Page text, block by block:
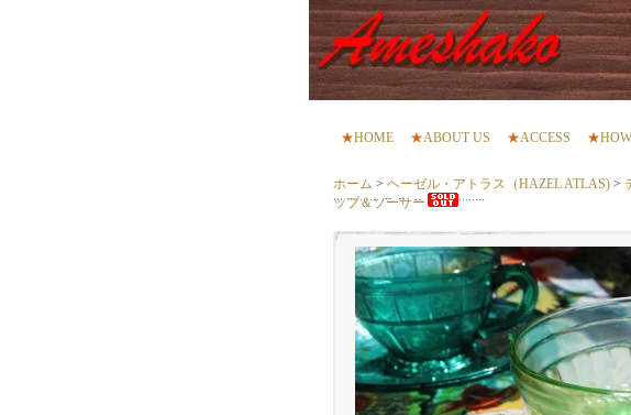
★HOME ★ABOUT US ★ACCESS ★
ホーム > ヘーゼル・アトラス（HAZEL ATLAS) >
ップ＆ソーサー